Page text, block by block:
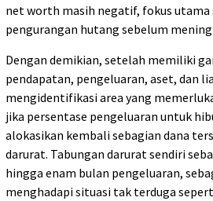
net worth masih negatif, fokus utama
pengurangan hutang sebelum
Dengan demikian, setelah memiliki
pendapatan, pengeluaran, aset, dan
mengidentifikasi area yang
jika persentase pengeluaran untuk
alokasikan kembali sebagian dana
darurat. Tabungan darurat sendiri
hingga enam bulan pengeluaran,
menghadapi situasi tak terduga